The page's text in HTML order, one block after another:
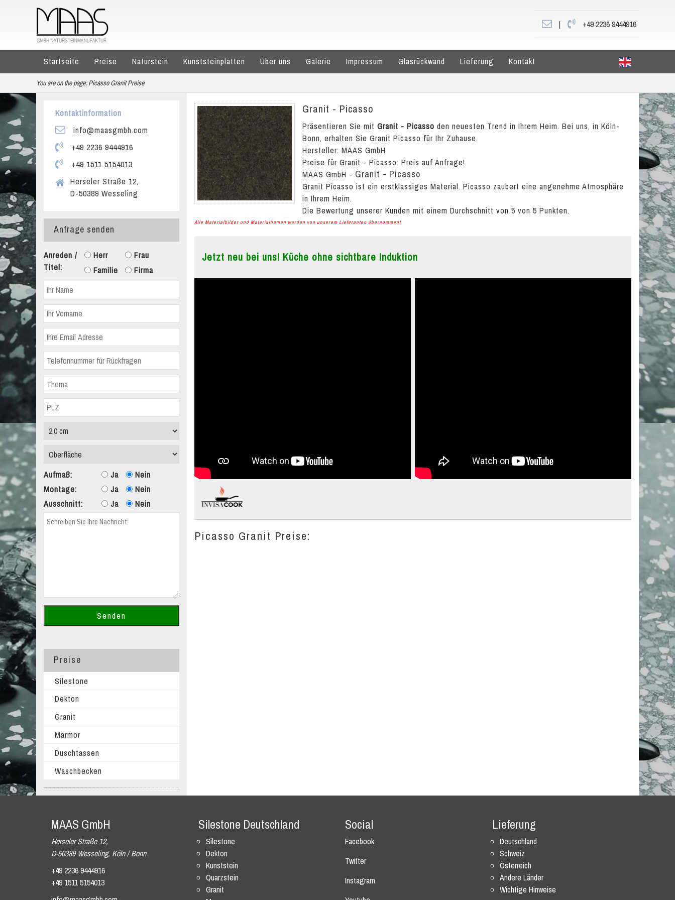
| +49 2236 9444916
Startseite Preise Naturstein Kunststeinplatten Über uns Galerie Impressum Glasrückwand Lieferung Kontakt
You are on the page: Picasso Granit Preise
Granit - Picasso
Präsentieren Sie mit Granit - Picasso den neuesten Trend in Ihrem Heim. Bei uns, in Köln-
Bonn, erhalten Sie Granit Picasso für Ihr Zuhause.
Hersteller: MAAS GmbH
Preise für Granit - Picasso: Preis auf Anfrage!
MAAS GmbH - Granit - Picasso
Granit Picasso ist ein erstklassiges Material. Picasso zaubert eine angenehme Atmosphäre
in Ihrem Heim.
Die Bewertung unserer Kunden mit einem Durchschnitt von 5 von 5 Punkten.
Alle Materialbilder und Materialnamen wurden von unserem Lieferanten übernommen!
Jetzt neu bei uns! Küche ohne sichtbare Induktion
Picasso Granit Preise:
Kontaktinformation
info@maasgmbh.com
+49 2236 9444916
+49 1511 5154013
Herseler Straße 12,
D-50389 Wesseling
Anfrage senden
Anreden /
Titel:
Herr
Frau
Familie
Firma
Aufmaß: Ja
Nein
Montage:
Ja
Nein
Ausschnitt:
Ja Nein
Preise
Silestone
Dekton
Granit
Marmor
Duschtassen
Waschbecken
MAAS GmbH
Herseler Straße 12,
D-50389 Wesseling, Köln / Bonn
+49 2236 9444916
+49 1511 5154013
Silestone Deutschland
Silestone
Dekton
Kunststein
Quarzstein
Granit
Social
Facebook
Twitter
Instagram
Lieferung
Deutschland
Schweiz
Österreich
Andere Länder
Wichtige Hinweise